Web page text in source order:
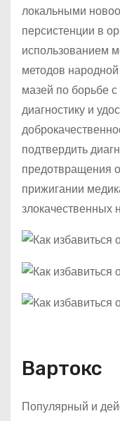
локальными
персистенции в
использованием
методов
мазей по борьбе
диагностику и
подтвердить
предотвращения
прижигании
злокачественных
Вартокс
Популярный и